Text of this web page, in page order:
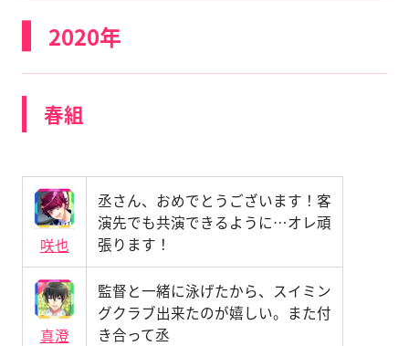
2020年
春組
咲也
丞さん、おめでとうございます！客
演先でも共演できるように…オレ頑
張ります！
真澄
監督と一緒に泳げたから、スイミン
グクラブ出来たのが嬉しい。また付
き合って丞